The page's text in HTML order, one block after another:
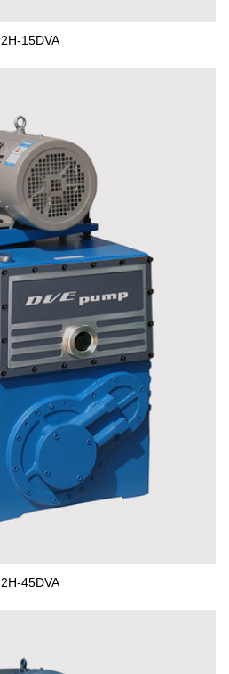
2H-15DVA
2H-45DVA